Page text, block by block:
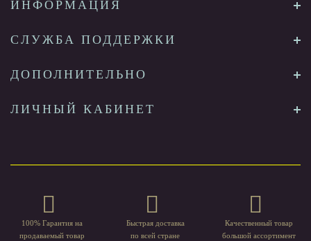
ИНФОРМАЦИЯ
СЛУЖБА ПОДДЕРЖКИ
ДОПОЛНИТЕЛЬНО
ЛИЧНЫЙ КАБИНЕТ
100% Гарантия на
продаваемый товар
Быстрая доставка
по всей стране
Качественный товар
большой ассортимент